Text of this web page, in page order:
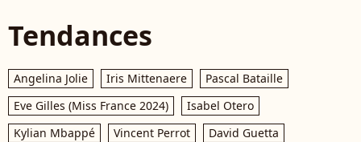
Tendances
Angelina Jolie Iris Mittenaere
Pascal Bataille
Eve Gilles (Miss France 2024)
Isabel Otero
Kylian Mbappé
Vincent Perrot David Guetta